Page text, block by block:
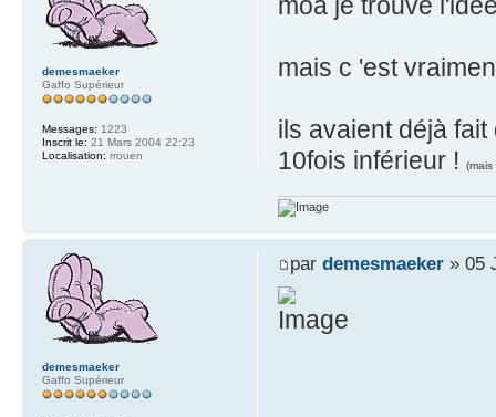
moa je trouve
mais c 'est
ils avaient déjà
10fois inférieur !
demesmaeker
Gaffo Supérieur
Messages: 1223
Inscrit le: 21 Mars 2004 22:23
Localisation: rrouen
par demesmaeker» 05
demesmaeker
Gaffo Supérieur